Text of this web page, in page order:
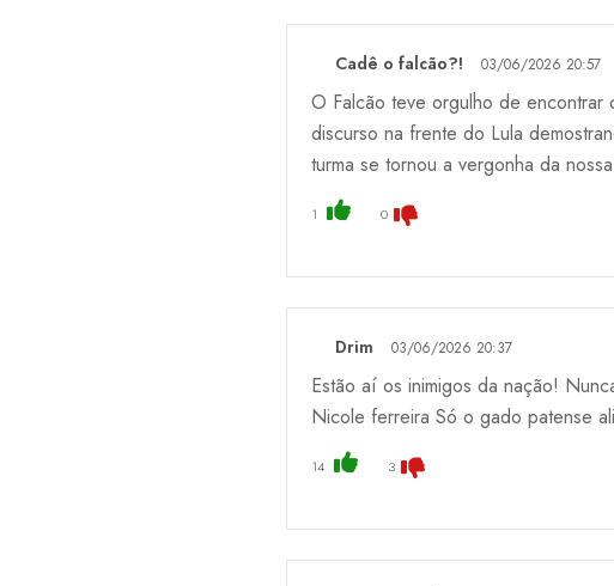
Cadê o falcão?! 03/06/2026 20:57
O Falcão teve orgulho de
discurso na frente do Lula
turma se tornou a vergonha da
1 0
Drim 03/06/2026 20:37
Estão aí os inimigos da nação!
Nicole ferreira Só o gado patense
14 3